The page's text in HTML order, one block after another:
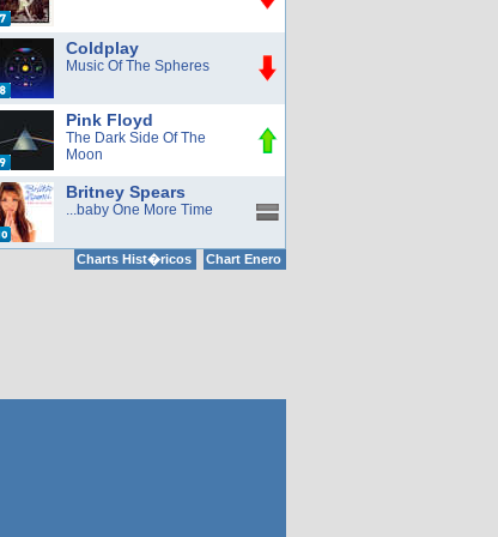
Coldplay
Music Of The Spheres
Pink Floyd
The Dark Side Of The
Moon
Britney Spears
...baby One More Time
Charts Hist�ricos Chart Enero